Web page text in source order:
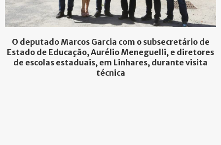
O deputado Marcos Garcia com o subsecretário de
Estado de Educação, Aurélio Meneguelli, e diretores
de escolas estaduais, em Linhares, durante visita
técnica